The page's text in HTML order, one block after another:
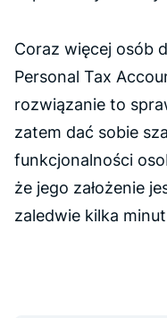
Coraz więcej osób
Personal Tax
rozwiązanie to
zatem dać sobie
funkcjonalności
że jego założenie
zaledwie kilka